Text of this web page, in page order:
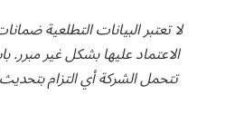
لا تعتبر البيانات التطلعية
الاعتماد عليها بشكل غير مبرر.
تتحمل الشركة أي التزام